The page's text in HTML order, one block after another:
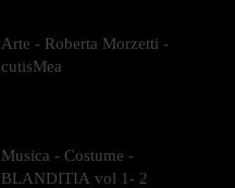
Arte - Roberta Morzetti -
cutisMea
Musica - Costume -
BLANDITIA vol 1- 2